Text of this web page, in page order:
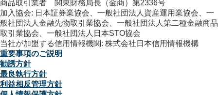
商品取引業者 関東財務局長（金商）第2336号
加入協会: 日本証券業協会、一般社団法人資産運用業協会、一
般社団法人金融先物取引業協会、一般社団法人第二種金融商品
取引業協会、一般社団法人日本STO協会
当社が加盟する信用情報機関: 株式会社日本信用情報機構
重要事項のご説明
勧誘方針
最良執行方針
利益相反管理方針